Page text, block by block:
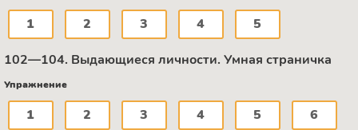
1 2 3 4 5
102—104. Выдающиеся личности. Умная страничка
Упражнение
1 2 3 4 5 6